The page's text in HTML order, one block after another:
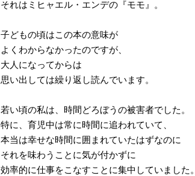
それはミヒャエル・エンデの『モモ』。
子どもの頃はこの本の意味が
よくわからなかったのですが、
大人になってからは
思い出しては繰り返し読んでいます。
若い頃の私は、時間どろぼうの被害者でした。
特に、育児中は常に時間に追われていて、
本当は幸せな時間に囲まれていたはずなのに
それを味わうことに気が付かずに
効率的に仕事をこなすことに集中していました。